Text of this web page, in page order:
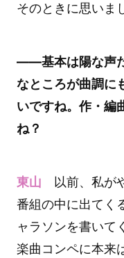
そのときに思いま
――基本は陽な声
なところが曲調に
いですね。作・編
ね？
東山 以前、私が
番組の中に出てく
ャラソンを書いて
楽曲コンペに本来